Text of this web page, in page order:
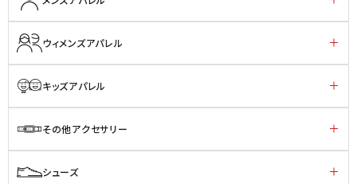
ウィメンズアパレル
キッズアパレル
その他アクセサリー
シューズ